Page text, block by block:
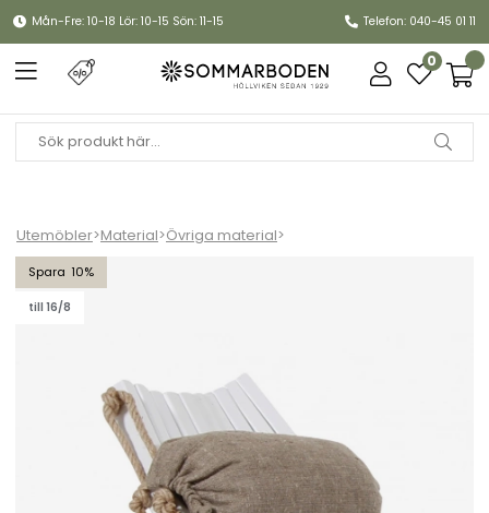
Mån-Fre: 10-18 Lör: 10-15 Sön: 11-15 Telefon: 040-45 01 11
0
Utemöbler>Material>Övriga material>
10
till 16/8
Ribbon kudde